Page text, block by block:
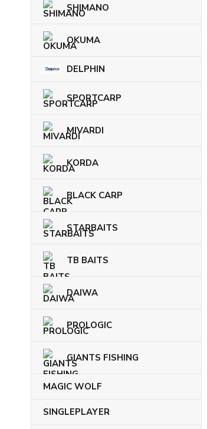
SHIMANO
OKUMA
DELPHIN
SPORTCARP
MIVARDI
KORDA
BLACK CARP
STARBAITS
TB BAITS
DAIWA
PROLOGIC
GIANTS FISHING
MAGIC WOLF
SINGLEPLAYER